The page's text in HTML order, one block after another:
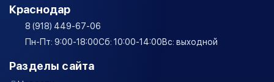
Краснодар
8 (918) 449-67-06
Пн-Пт: 9:00-18:00Сб: 10:00-14:00Вс: выходной
Разделы сайта